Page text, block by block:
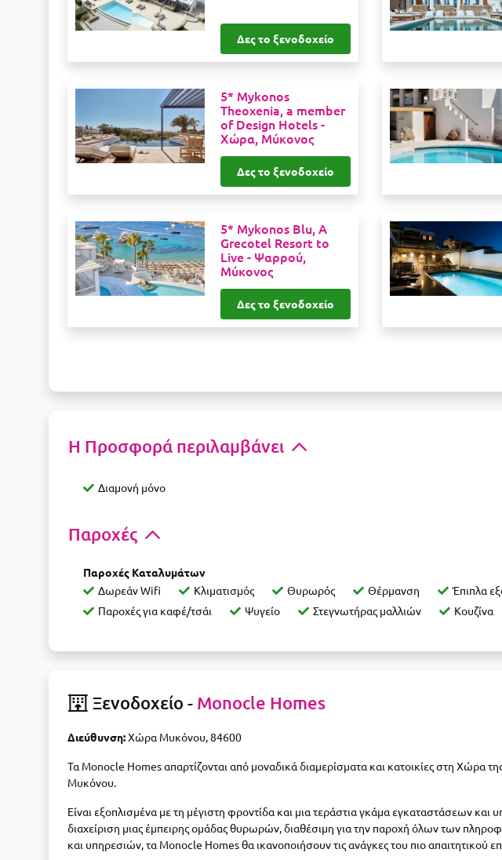
Δες το ξενοδοχείο
5* Mykonos
Theoxenia, a member
of Design Hotels -
Χώρα, Μύκονος
Δες το ξενοδοχείο
5* Mykonos Blu, A
Grecotel Resort to
Live - Ψαρρού,
Μύκονος
Δες το ξενοδοχείο
Η Προσφορά περιλαμβάνει
Διαμονή μόνο
Παροχές
Παροχές Καταλυμάτων
Δωρεάν Wifi
Κλιματισμός Θυρωρός Θέρμανση Έπιπλα
Παροχές για καφέ/τσάι
Ψυγείο Στεγνωτήρας μαλλιών Κουζίνα
Ξενοδοχείο - Monocle Homes
Διεύθυνση:Χώρα Μυκόνου, 84600
Τα Monocle Homes απαρτίζονται από μοναδικά διαμερίσματα και κατοικίες στη Χώρα
Μυκόνου.
Είναι εξοπλισμένα με τη μέγιστη φροντίδα και μια τεράστια γκάμα εγκαταστάσεων και
διαχείριση μιας έμπειρης ομάδας θυρωρών, διαθέσιμη για την παροχή όλων των
και υπηρεσιών, τα Monocle Homes θα ικανοποιήσουν τις ανάγκες του πιο απαιτητικού